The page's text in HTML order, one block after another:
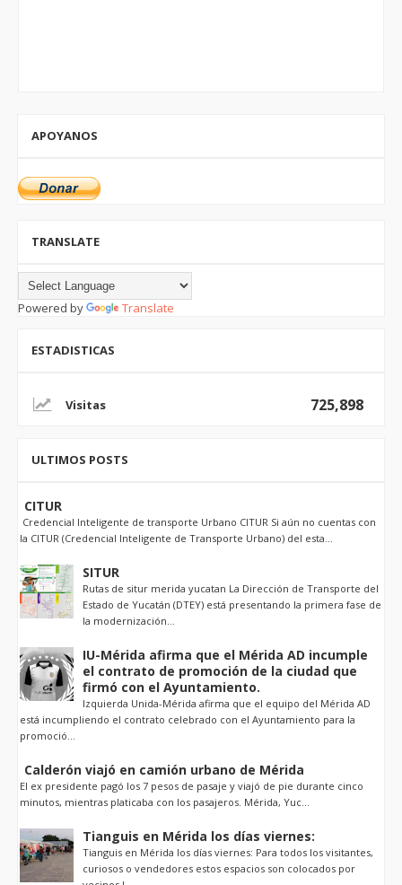
APOYANOS
TRANSLATE
Powered by Translate
ESTADISTICAS
725,898
ULTIMOS POSTS
CITUR
Credencial Inteligente de transporte Urbano CITUR Si aún no cuentas con
la CITUR (Credencial Inteligente de Transporte Urbano) del esta...
SITUR
Rutas de situr merida yucatan La Dirección de Transporte del
Estado de Yucatán (DTEY) está presentando la primera fase de
la modernización...
IU-Mérida afirma que el Mérida AD incumple
el contrato de promoción de la ciudad que
firmó con el Ayuntamiento.
Izquierda Unida-Mérida afirma que el equipo del Mérida AD
está incumpliendo el contrato celebrado con el Ayuntamiento para la
promoció...
Calderón viajó en camión urbano de Mérida
El ex presidente pagó los 7 pesos de pasaje y viajó de pie durante cinco
minutos, mientras platicaba con los pasajeros. Mérida, Yuc...
Tianguis en Mérida los días viernes:
Tianguis en Mérida los días viernes: Para todos los visitantes,
curiosos o vendedores estos espacios son colocados por